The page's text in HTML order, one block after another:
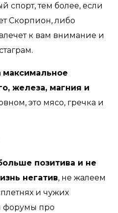
спорт, тем более, если
Скорпион, либо
к вам внимание и
максимальное
железа, магния и
это мясо, гречка и
позитива и не
негатив, не жалеем
и чужих
форумы про